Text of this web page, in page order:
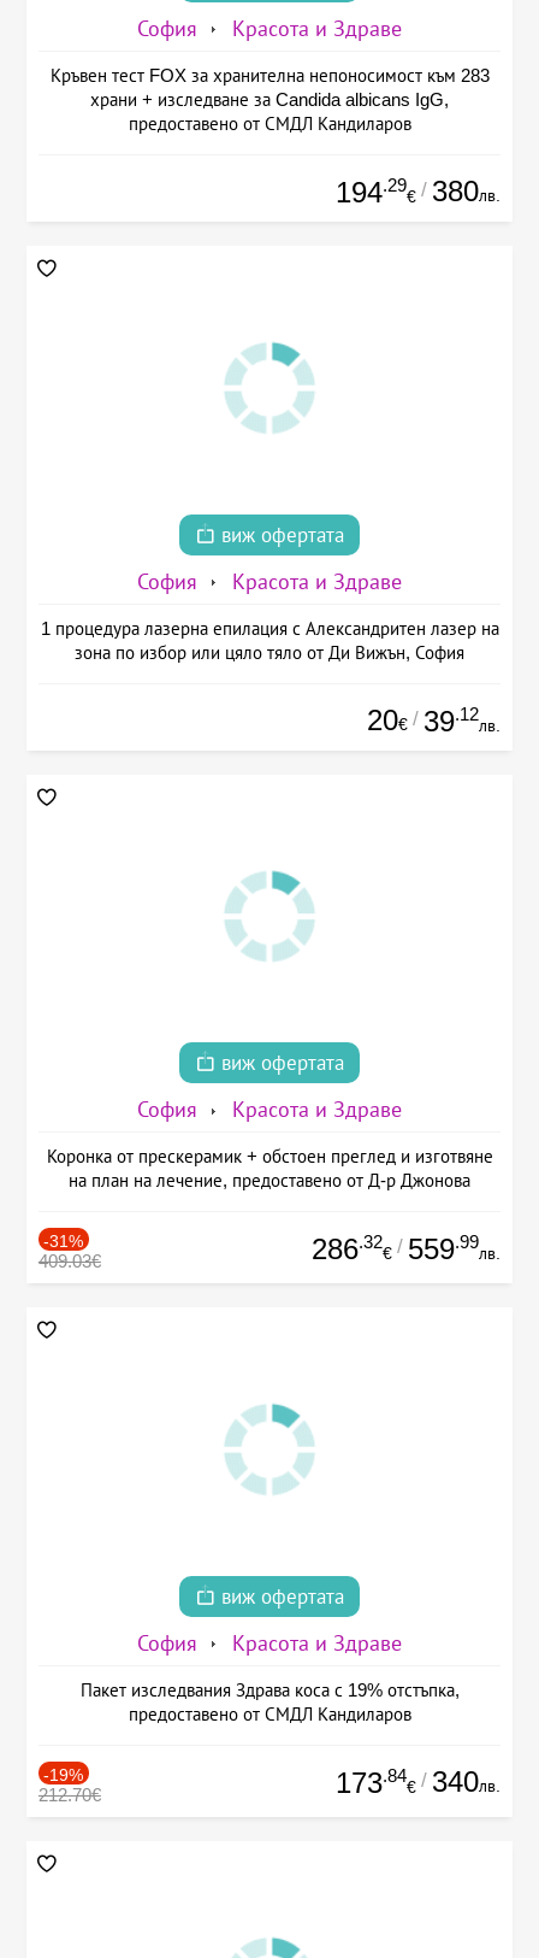
София Красота и Здраве
Кръвен тест FOX за хранителна непоносимост към 283
храни + изследване за Candida albicans IgG,
предоставено от СМДЛ Кандиларов
194.29
€ / 380лв.
виж офертата
София Красота и Здраве
1 процедура лазерна епилация с Александритен лазер на
зона по избор или цяло тяло от Ди Вижън, София
20€ / 39.12
лв.
виж офертата
София Красота и Здраве
Коронка от прескерамик + обстоен преглед и изготвяне
на план на лечение, предоставено от Д-р Джонова
-31%
409.03€ 286.32
€ / 559.99
лв.
виж офертата
София Красота и Здраве
Пакет изследвания Здрава коса с 19% отстъпка,
предоставено от СМДЛ Кандиларов
-19%
212.70€ 173.84
€ / 340лв.